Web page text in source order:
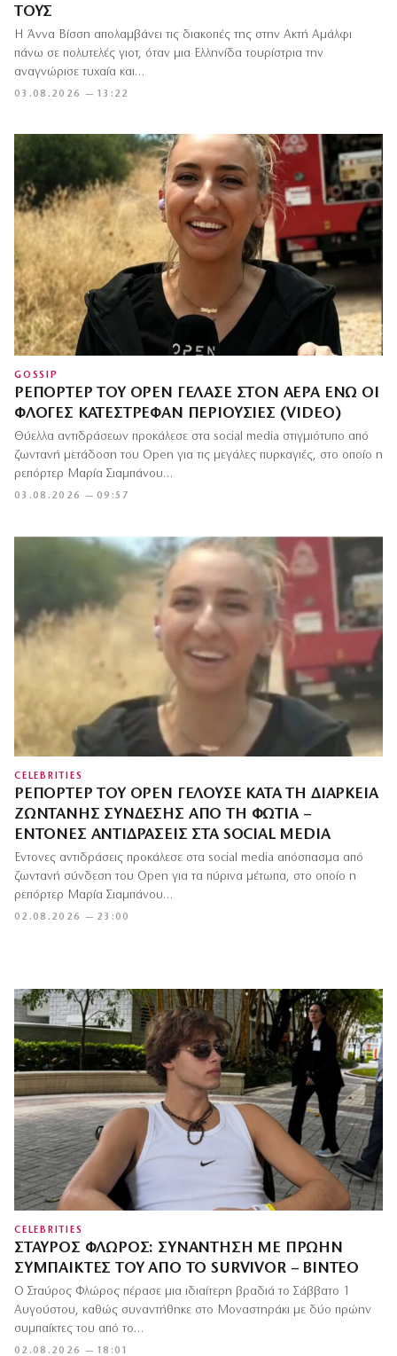
ΤΟΥΣ
03.08.2026 — 13:22
Η Άννα Βίσση απολαμβάνει τις διακοπές της στην Ακτή Αμάλφι
πάνω σε πολυτελές γιοτ, όταν μια Ελληνίδα τουρίστρια την
αναγνώρισε τυχαία και…
GOSSIP
ΡΕΠΌΡΤΕΡ ΤΟΥ OPEN ΓΈΛΑΣΕ ΣΤΟΝ ΑΈΡΑ ΕΝΏ ΟΙ
ΦΛΌΓΕΣ ΚΑΤΈΣΤΡΕΦΑΝ ΠΕΡΙΟΥΣΊΕΣ (VIDEO)
03.08.2026 — 09:57
Θύελλα αντιδράσεων προκάλεσε στα social media στιγμιότυπο από
ζωντανή μετάδοση του Open για τις μεγάλες πυρκαγιές, στο οποίο η
ρεπόρτερ Μαρία Σιαμπάνου…
CELEBRITIES
ΡΕΠΌΡΤΕΡ ΤΟΥ OPEN ΓΕΛΟΎΣΕ ΚΑΤΆ ΤΗ ΔΙΆΡΚΕΙΑ
ΖΩΝΤΑΝΉΣ ΣΎΝΔΕΣΗΣ ΑΠΌ ΤΗ ΦΩΤΙΆ –
ΈΝΤΟΝΕΣ ΑΝΤΙΔΡΆΣΕΙΣ ΣΤΑ SOCIAL MEDIA
02.08.2026 — 23:00
Έντονες αντιδράσεις προκάλεσε στα social media απόσπασμα από
ζωντανή σύνδεση του Open για τα πύρινα μέτωπα, στο οποίο η
ρεπόρτερ Μαρία Σιαμπάνου…
CELEBRITIES
ΣΤΑΎΡΟΣ ΦΛΏΡΟΣ: ΣΥΝΆΝΤΗΣΗ ΜΕ ΠΡΏΗΝ
ΣΥΜΠΑΊΚΤΕΣ ΤΟΥ ΑΠΌ ΤΟ SURVIVOR – ΒΊΝΤΕΟ
02.08.2026 — 18:01
Ο Σταύρος Φλώρος πέρασε μια ιδιαίτερη βραδιά το Σάββατο 1
Αυγούστου, καθώς συναντήθηκε στο Μοναστηράκι με δύο πρώην
συμπαίκτες του από το…